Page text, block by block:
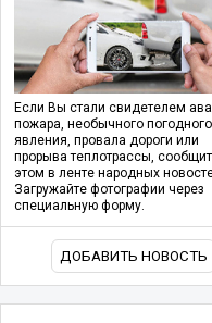
Если Вы стали свидетелем
пожара, необычного погодного
явления, провала дороги или
прорыва теплотрассы,
этом в ленте народных
Загружайте фотографии через
специальную форму.
ДОБАВИТЬ НОВОСТЬ